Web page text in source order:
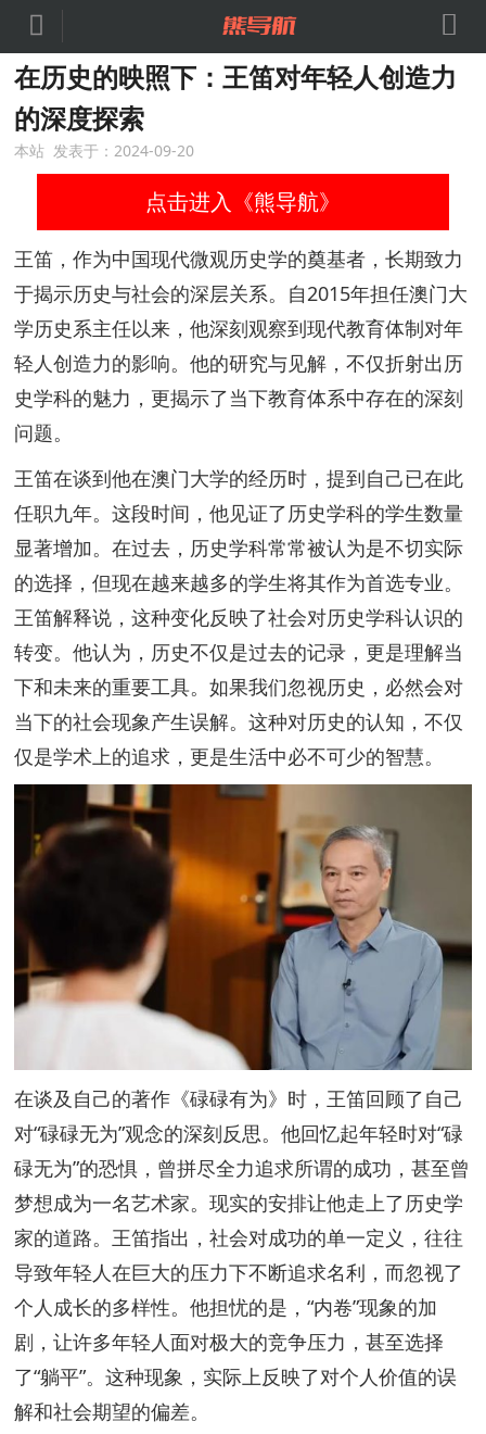
 
在历史的映照下：王笛对年轻人创造力
的深度探索
本站 发表于：2024-09-20
点击进入《熊导航》
王笛，作为中国现代微观历史学的奠基者，长期致力
于揭示历史与社会的深层关系。自2015年担任澳门大
学历史系主任以来，他深刻观察到现代教育体制对年
轻人创造力的影响。他的研究与见解，不仅折射出历
史学科的魅力，更揭示了当下教育体系中存在的深刻
问题。
王笛在谈到他在澳门大学的经历时，提到自己已在此
任职九年。这段时间，他见证了历史学科的学生数量
显著增加。在过去，历史学科常常被认为是不切实际
的选择，但现在越来越多的学生将其作为首选专业。
王笛解释说，这种变化反映了社会对历史学科认识的
转变。他认为，历史不仅是过去的记录，更是理解当
下和未来的重要工具。如果我们忽视历史，必然会对
当下的社会现象产生误解。这种对历史的认知，不仅
仅是学术上的追求，更是生活中必不可少的智慧。
在谈及自己的著作《碌碌有为》时，王笛回顾了自己
对“碌碌无为”观念的深刻反思。他回忆起年轻时对“碌
碌无为”的恐惧，曾拼尽全力追求所谓的成功，甚至曾
梦想成为一名艺术家。现实的安排让他走上了历史学
家的道路。王笛指出，社会对成功的单一定义，往往
导致年轻人在巨大的压力下不断追求名利，而忽视了
个人成长的多样性。他担忧的是，“内卷”现象的加
剧，让许多年轻人面对极大的竞争压力，甚至选择
了“躺平”。这种现象，实际上反映了对个人价值的误
解和社会期望的偏差。